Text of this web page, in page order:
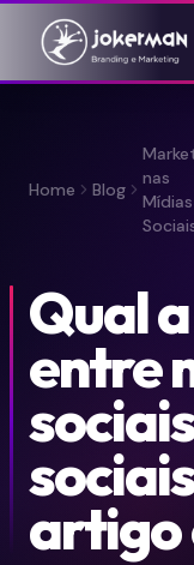
Home Blog
nas
Mídias
Qual
entre
artigo